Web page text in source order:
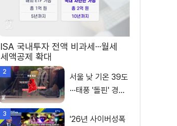
ISA 국내투자 전액 비과세···월세
세액공제 확대
2
서울 낮 기온 39도
···태풍 '돌핀' 경로
3
'26년 사이버성폭